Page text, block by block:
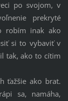
po svojom, v
prekryté
robím inak ako
si to vybaviť v
tak, ako to cítim
ťažšie ako brat.
sa, namáha,